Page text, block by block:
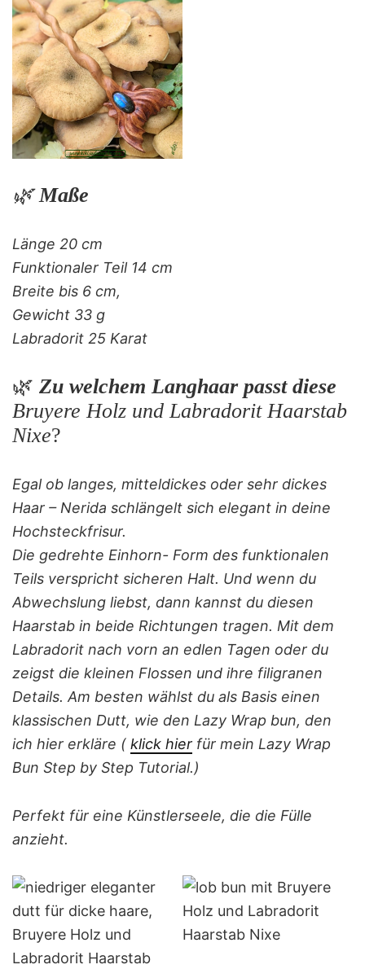
🌿Maße
Länge 20 cm
Funktionaler Teil 14 cm
Breite bis 6 cm,
Gewicht 33 g
Labradorit 25 Karat
🌿 Zu welchem Langhaar passt diese
Bruyere Holz und Labradorit Haarstab
Nixe?
Egal ob langes, mitteldickes oder sehr dickes
Haar – Nerida schlängelt sich elegant in deine
Hochsteckfrisur.
Die gedrehte Einhorn- Form des funktionalen
Teils verspricht sicheren Halt. Und wenn du
Abwechslung liebst, dann kannst du diesen
Haarstab in beide Richtungen tragen. Mit dem
Labradorit nach vorn an edlen Tagen oder du
zeigst die kleinen Flossen und ihre filigranen
Details. Am besten wählst du als Basis einen
klassischen Dutt, wie den Lazy Wrap bun, den
ich hier erkläre ( klick hier für mein Lazy Wrap
Bun Step by Step Tutorial.)
Perfekt für eine Künstlerseele, die die Fülle
anzieht.